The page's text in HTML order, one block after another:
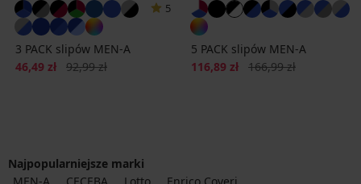
5
3 PACK slipów MEN-A
Zniżka
46,49 zł Pierwotna cena
92,99 zł
5 PACK slipów MEN-A
Zniżka
116,89 zł Pierwotna cena
166,99 zł
Najpopularniejsze marki